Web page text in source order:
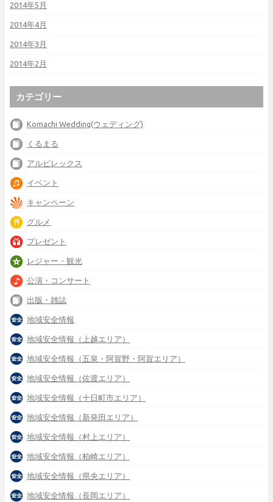
2014年5月
2014年4月
2014年3月
2014年2月
カテゴリー
Komachi Wedding(ウェディング)
くるまる
アルビレックス
イベント
キャンペーン
グルメ
プレゼント
レジャー・観光
公演・コンサート
出版・雑誌
地域安全情報
地域安全情報（上越エリア）
地域安全情報（五泉・阿賀野・阿賀エリア）
地域安全情報（佐渡エリア）
地域安全情報（十日町市エリア）
地域安全情報（新発田エリア）
地域安全情報（村上エリア）
地域安全情報（柏崎エリア）
地域安全情報（県央エリア）
地域安全情報（長岡エリア）